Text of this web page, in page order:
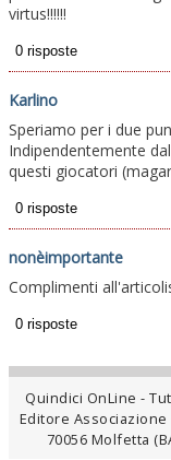
virtus!!!!!!
Karlino
Speriamo per i due
Indipendentemente
questi giocatori
nonèimportante
Complimenti
Quindici OnLine -
Editore Associazione
70056 Molfetta